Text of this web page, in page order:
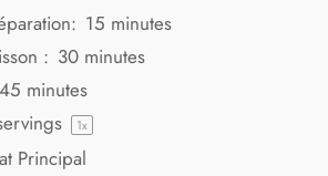
15 minutes
: 30 minutes
45 minutes
1x
Principal